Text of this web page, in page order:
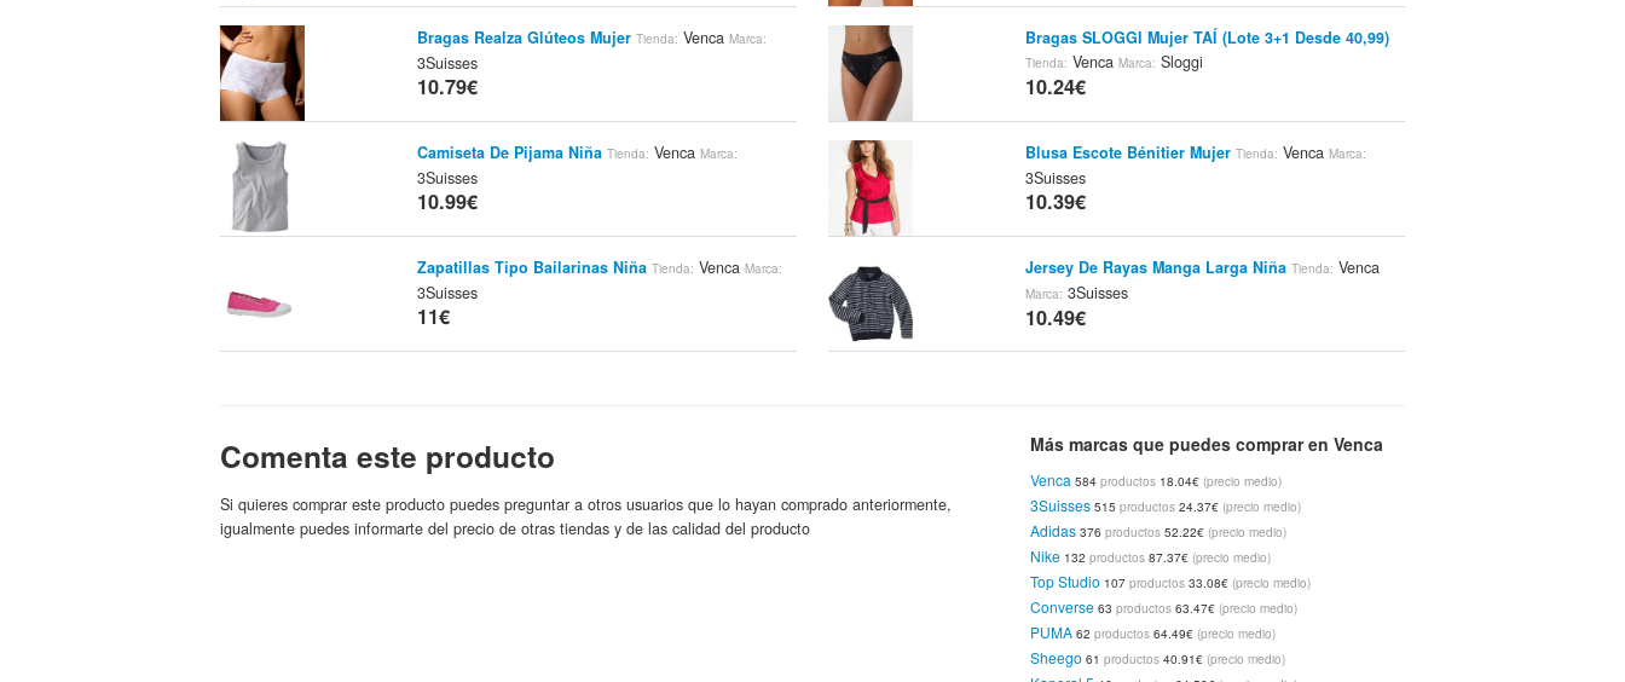
Bragas Realza Glúteos Mujer Tienda: VencaMarca:
3Suisses
10.79€
Camiseta De Pijama Niña Tienda: VencaMarca:
3Suisses
10.99€
Zapatillas Tipo Bailarinas Niña Tienda: VencaMarca:
3Suisses
11€
Pantalón Short Niña Tienda:VencaMarca: 3Suisses
11.19€
Bragas SLOGGI Mujer TAÍ (Lote 3+1 Desde 40,99)
Tienda: Venca Marca: Sloggi
10.24€
Blusa Escote Bénitier Mujer Tienda: Venca Marca:
3Suisses
10.39€
Jersey De Rayas Manga Larga Niña Tienda: Venca
Marca: 3Suisses
10.49€
Conjunto Lencería Sujetador Y Braga
Marca:Venca
10.49€
Mantel Antimanchas Topos PVC Tienda:
Venca
10.79€
Comenta este producto
Si quieres comprar este producto puedes preguntar a otros usuarios que lo hayan comprado anteriormente,
igualmente puedes informarte del precio de otras tiendas y de las calidad del producto
Más marcas que puedes comprar en Venca
Venca 584productos 18.04€ (precio medio)
3Suisses 515productos 24.37€ (precio medio)
Adidas 376productos 52.22€ (precio medio)
Nike 132productos 87.37€ (precio medio)
Top Studio 107productos 33.08€ (precio medio)
Converse 63productos 63.47€ (precio medio)
PUMA 62productos 64.49€ (precio medio)
Sheego 61productos 40.91€ (precio medio)